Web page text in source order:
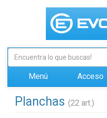
Menú Acceso
Planchas (22 art.)